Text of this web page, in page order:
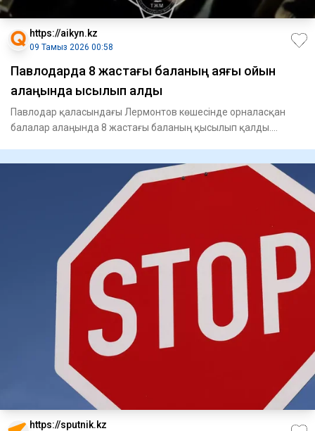
https://aikyn.kz
09 Тамыз 2026 00:58
Павлодарда 8 жастағы баланың аяғы ойын
алаңында қысылып қалды
Павлодар қаласындағы Лермонтов көшесінде орналасқан
балалар алаңында 8 жастағы баланың қысылып қалды.
https://sputnik.kz